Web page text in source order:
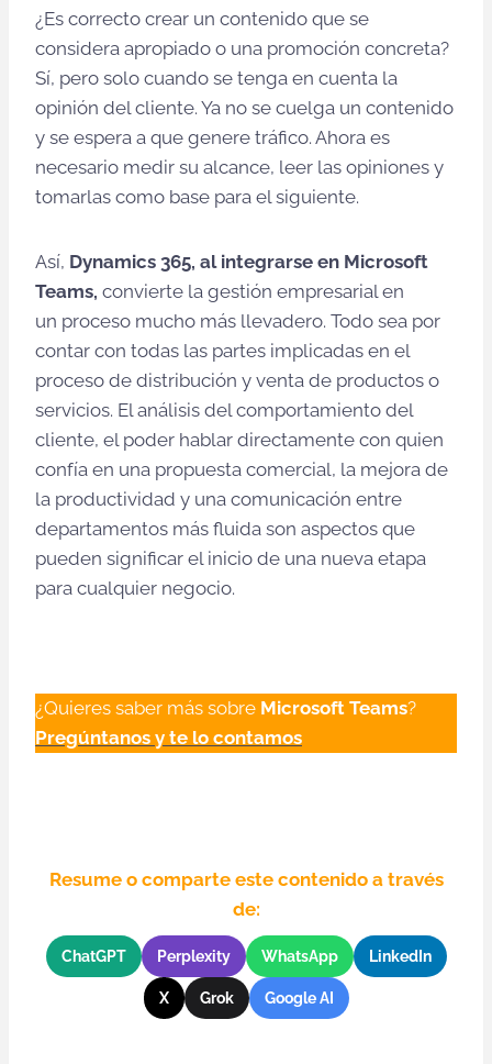
¿Es correcto crear un contenido que se
considera apropiado o una promoción concreta?
Sí, pero solo cuando se tenga en cuenta la
opinión del cliente. Ya no se cuelga un contenido
y se espera a que genere tráfico. Ahora es
necesario medir su alcance, leer las opiniones y
tomarlas como base para el siguiente.
Así, Dynamics 365, al integrarse en Microsoft
Teams, convierte la gestión empresarial en
un proceso mucho más llevadero. Todo sea por
contar con todas las partes implicadas en el
proceso de distribución y venta de productos o
servicios. El análisis del comportamiento del
cliente, el poder hablar directamente con quien
confía en una propuesta comercial, la mejora de
la productividad y una comunicación entre
departamentos más fluida son aspectos que
pueden significar el inicio de una nueva etapa
para cualquier negocio.
¿Quieres saber más sobre Microsoft Teams?
Pregúntanos y te lo contamos
Resume o comparte este contenido a través
de:
ChatGPT Perplexity WhatsApp LinkedIn
X Grok Google AI